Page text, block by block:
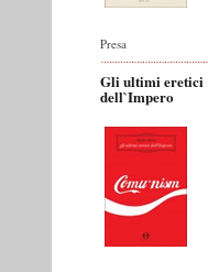
Presa
Gli ultimi eretici
dell`Impero